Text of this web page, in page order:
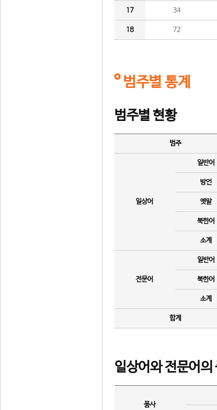
17 34
18 72
범주별 통계
범주별 현황
범주
일상어
일반어
방언
옛말
북한어
소계
전문어
일반어
북한어
소계
합계
일상어와 전문어의
품사